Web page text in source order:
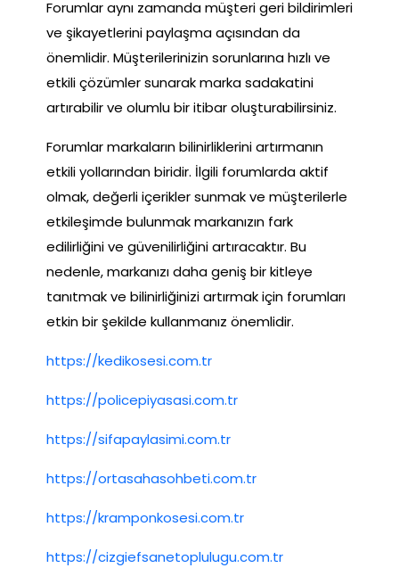
Forumlar aynı zamanda müşteri geri bildirimleri
ve şikayetlerini paylaşma açısından da
önemlidir. Müşterilerinizin sorunlarına hızlı ve
etkili çözümler sunarak marka sadakatini
artırabilir ve olumlu bir itibar oluşturabilirsiniz.
Forumlar markaların bilinirliklerini artırmanın
etkili yollarından biridir. İlgili forumlarda aktif
olmak, değerli içerikler sunmak ve müşterilerle
etkileşimde bulunmak markanızın fark
edilirliğini ve güvenilirliğini artıracaktır. Bu
nedenle, markanızı daha geniş bir kitleye
tanıtmak ve bilinirliğinizi artırmak için forumları
etkin bir şekilde kullanmanız önemlidir.
https://kedikosesi.com.tr
https://policepiyasasi.com.tr
https://sifapaylasimi.com.tr
https://ortasahasohbeti.com.tr
https://kramponkosesi.com.tr
https://cizgiefsanetoplulugu.com.tr